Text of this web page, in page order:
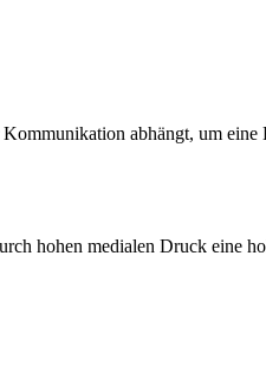
abhängt, um
hohen medialen Druck eine